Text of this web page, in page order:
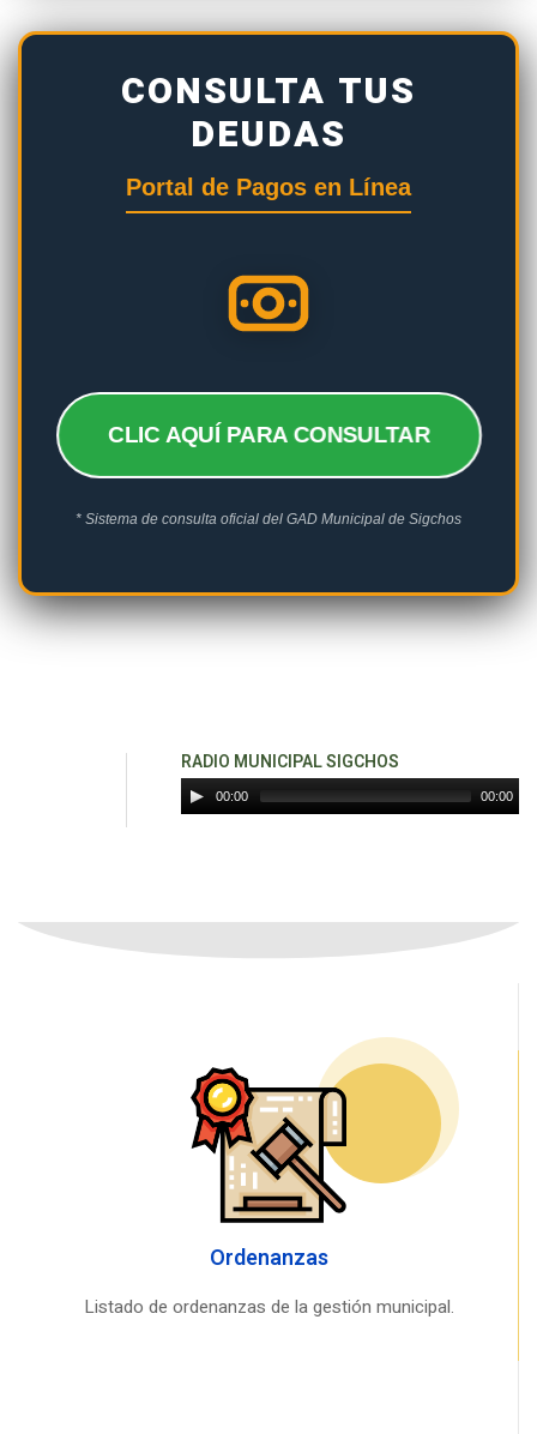
CONSULTA TUS
DEUDAS
Portal de Pagos en Línea
CLIC AQUÍ PARA CONSULTAR
* Sistema de consulta oficial del GAD Municipal de Sigchos
RADIO MUNICIPAL SIGCHOS
00:00 00:00
Ordenanzas
Listado de ordenanzas de la gestión municipal.